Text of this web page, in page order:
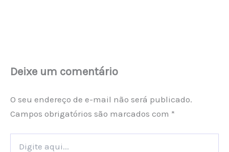
Deixe um comentário
O seu endereço de e-mail não será publicado.
Campos obrigatórios são marcados com *
aqui...